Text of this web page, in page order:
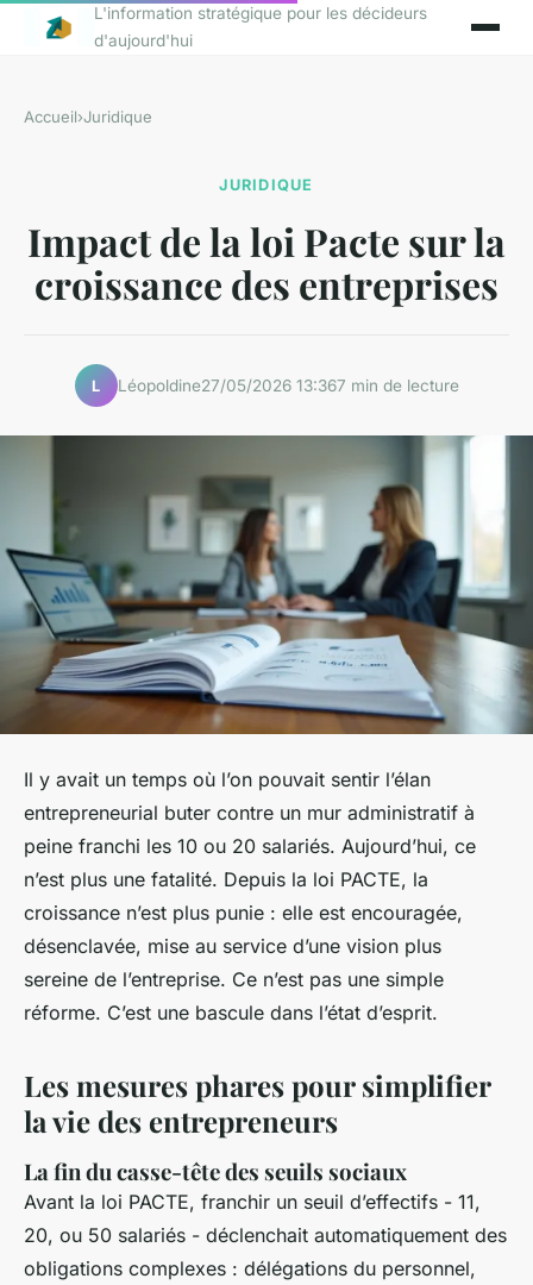
L'information stratégique pour les décideurs
d'aujourd'hui
Accueil›Juridique
JURIDIQUE
Impact de la loi Pacte sur la
croissance des entreprises
L Léopoldine27/05/2026 13:367 min de lecture
Il y avait un temps où l’on pouvait sentir l’élan
entrepreneurial buter contre un mur administratif à
peine franchi les 10 ou 20 salariés. Aujourd’hui, ce
n’est plus une fatalité. Depuis la loi PACTE, la
croissance n’est plus punie : elle est encouragée,
désenclavée, mise au service d’une vision plus
sereine de l’entreprise. Ce n’est pas une simple
réforme. C’est une bascule dans l’état d’esprit.
Les mesures phares pour simplifier
la vie des entrepreneurs
La fin du casse-tête des seuils sociaux
Avant la loi PACTE, franchir un seuil d’effectifs - 11,
20, ou 50 salariés - déclenchait automatiquement des
obligations complexes : délégations du personnel,